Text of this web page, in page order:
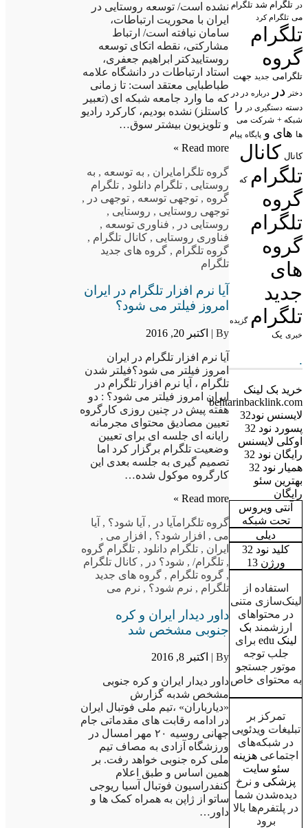
در تلگرام شد تلگرام
می تلگرام کرد
تلگرام
گروه
تلگرامی جدید جهت
دختر در درباره در در
دسته دستگیری در را
شبکه + شرکت می
ها های و پایگاه پیام
کانال کانال
تلگرام که
گروه
تلگرام
گروه
های
جدید
تلگرام گزیده
خبری یک
.
خرید بک لینک
behtarinbacklink.com
لایسنس نود32
پسورد نود 32
اوکلی لایسنس
رایگان نود 32
همیار نود 32
بهترین سئو
رایگان
آنتی ویروس
تحت شبکه
دیلی
کلید نود 32
ورژن 13
استفاده از
لینک‌سازی متنی
در محتواهای
ارزشمند بک
لینک edu
برای
جلب توجه
موتور جستجو
به محتوای خاص
تمرکز بر
تبلیغات ویدئویی
در شبکه‌های
اجتماعی هزینه
سئو سایت
پزشکی و نرخ
دیده‌شدن شما
در پلتفرم‌ها بالا
برود
نشده است/ توسعه روستایی در
ایران با محوریت ارتباطات،
سامان نیافته است/ ارتباط
مشارکتی، نقطه اتکای توسعه
روستاییدکتر ابراهیم جعفری،
استاد ارتباطات در دانشگاه علامه
طباطبایی معتقد است: تا زمانی
که ما وارد جامعه شبکه ای (تعبیر
کاستلز) نشده بودیم، کارکرد رادیو
و تلویزیون بیشتر سوق…
Read more »
گروه تلگرامایران , به توسعه , به
روستایی , تلگرام دانلود , تلگرام
گروه , توجهی توسعه , توجهی در ,
توجهی روستایی , روستایی ,
روستایی در , فناوری توسعه ,
فناوری روستایی , کانال تلگرام ,
گروه تلگرام , گروه های جدید
تلگرام
آیا نرم افزار تلگرام در ایران
امروز فیلتر می شود؟
By | اکتبر 20, 2016
آیا نرم افزار تلگرام در ایران
امروز فیلتر می شود؟فیلتر شدن
تلگرام ، آیا نرم افزار تلگرام در
ایران امروز فیلتر می شود؟ : دو
هفته پیش در چنین روزی کارگروه
تعیین مصادیق محتوای مجرمانه
رایانه ای جلسه ای برای تعیین
وضعیت تلگرام برگزار کرد اما
تصمیم گیری به جلسه بعدی این
کارگروه موکول شده…
Read more »
گروه تلگرامآیا در , آیا شود؟ , آیا
می , افزار شود؟ , افزار می ,
ایران , تلگرام دانلود , تلگرام گروه
, تلگرام/, شود؟ در , کانال تلگرام
, گروه تلگرام , گروه های جدید
تلگرام , نرم شود؟ , نرم می
داور دیدار ایران و کره
جنوبی مشخص شد
By | اکتبر 8, 2016
داور دیدار ایران و کره جنوبی
مشخص شدبه گزارش
«دیارباران» ،تیم ملی فوتبال ایران
در ادامه رقابت های مقدماتی جام
جهانی روسیه ۲۰ مهر امسال در
ورزشگاه آزادی به مصاف تیم
ملی کره جنوبی خواهد رفت. بر
همین اساس و طبق اعلام
کنفدراسیون فوتبال آسیا ریوجی
ساتو از ژاپن به همراه کمک ها و
داور…